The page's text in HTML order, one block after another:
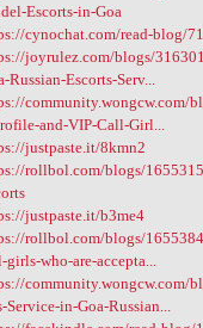
Escorts-in-Goa
cynochat.com/read-blog/
joyrulez.com/blogs/
Russian-Escorts-Serv...
community.wongcw.com/
and-VIP-Call-Girl...
justpaste.it/8kmn2
rollbol.com/blogs/
justpaste.it/b3me4
rollbol.com/blogs/
girls-who-are-accepta...
community.wongcw.com/
Service-in-Goa-Russian...